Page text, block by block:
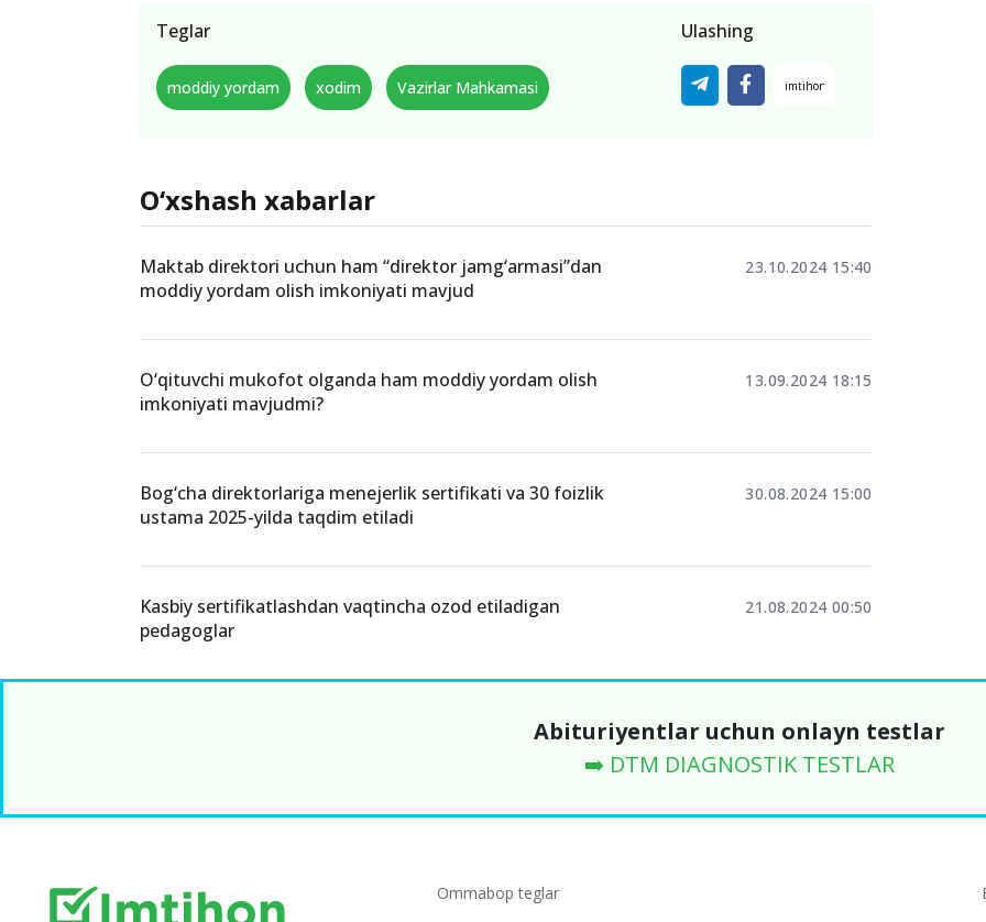
Teglar
moddiy yordam xodim Vazirlar Mahkamasi
Ulashing
O‘xshash xabarlar
Maktab direktori uchun ham “direktor jamg‘armasi”dan
moddiy yordam olish imkoniyati mavjud
23.10.2024 15:40
O‘qituvchi mukofot olganda ham moddiy yordam olish
imkoniyati mavjudmi?
13.09.2024 18:15
Bog‘cha direktorlariga menejerlik sertifikati va 30 foizlik
ustama 2025-yilda taqdim etiladi
30.08.2024 15:00
Kasbiy sertifikatlashdan vaqtincha ozod etiladigan
pedagoglar
21.08.2024 00:50
Abituriyentlar uchun onlayn testlar
➡️ DTM DIAGNOSTIK TESTLAR
Ommabop teglar